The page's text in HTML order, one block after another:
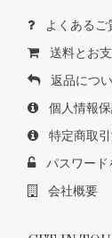
よくあるご
送料とお
返品につ
個人情報
特定商取
パスワード
会社概要